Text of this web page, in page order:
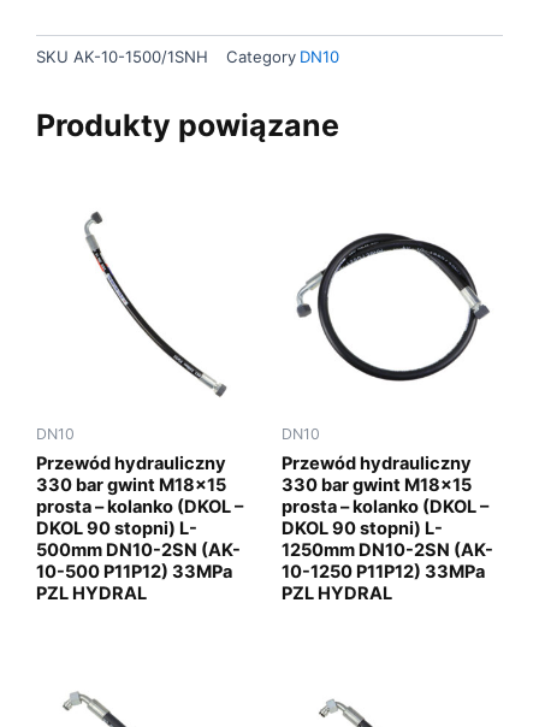
SKU AK-10-1500/1SNH Category DN10
Produkty powiązane
DN10
Przewód hydrauliczny
330 bar gwint M18x15
prosta – kolanko (DKOL –
DKOL 90 stopni) L-
500mm DN10-2SN (AK-
10-500 P11P12) 33MPa
PZL HYDRAL
DN10
Przewód hydrauliczny
330 bar gwint M18x15
prosta – kolanko (DKOL –
DKOL 90 stopni) L-
1250mm DN10-2SN (AK-
10-1250 P11P12) 33MPa
PZL HYDRAL